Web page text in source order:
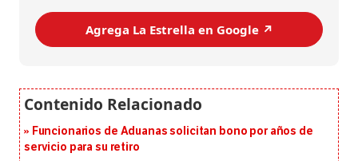
Agrega La Estrella en Google ↗️
Funcionarios de Aduanas solicitan bono por años de
servicio para su retiro